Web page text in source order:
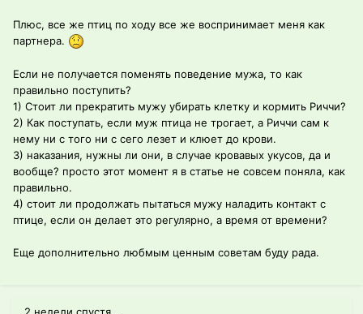
Плюс, все же птиц по ходу все же воспринимает меня как
партнера.
Если не получается поменять поведение мужа, то как
правильно поступить?
1) Стоит ли прекратить мужу убирать клетку и кормить Риччи?
2) Как поступать, если муж птица не трогает, а Риччи сам к
нему ни с того ни с сего лезет и клюет до крови.
3) наказания, нужны ли они, в случае кровавых укусов, да и
вообще? просто этот момент я в статье не совсем поняла, как
правильно.
4) стоит ли продолжать пытаться мужу наладить контакт с
птице, если он делает это регулярно, а время от времени?
Еще дополнительно любмым ценным советам буду рада.